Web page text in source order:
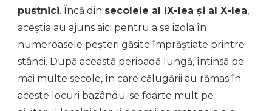
pustnici. Încă din secolele al IX-lea și al X-lea,
aceștia au ajuns aici pentru a se izola în
numeroasele peșteri găsite împrăștiate printre
stânci. După această perioadă lungă, întinsă pe
mai multe secole, în care călugării au rămas în
aceste locuri bazându-se foarte mult pe